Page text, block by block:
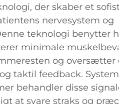
der skaber et
nervesystem og
teknologi benytter
minimale
og oversætter
taktil feedback.
behandler disse
at svare straks og